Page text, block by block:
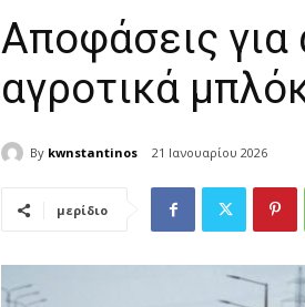
Αποφάσεις
αγροτικά
By kwnstantinos 21 Ιανουαρίου 2026
μερίδιο